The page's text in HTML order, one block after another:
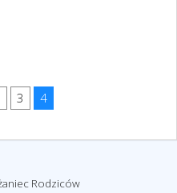
3 4
Rodziców